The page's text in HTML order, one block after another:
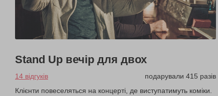
Stand Up вечір для двох
14 відгуків
подарували 415 разів
Клієнти повеселяться на концерті, де виступатимуть коміки.